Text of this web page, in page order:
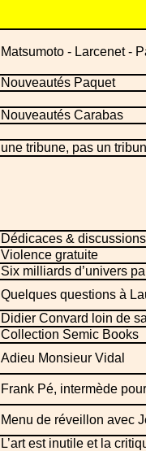
Matsumoto - Larcenet -
Nouveautés Paquet
Nouveautés Carabas
une tribune, pas un
Dédicaces & discussions
Violence gratuite
Six milliards d’univers
Quelques questions à
Didier Convard loin de
Collection Semic Books
Adieu Monsieur Vidal
Frank Pé, intermède
Menu de réveillon avec
L’art est inutile et la